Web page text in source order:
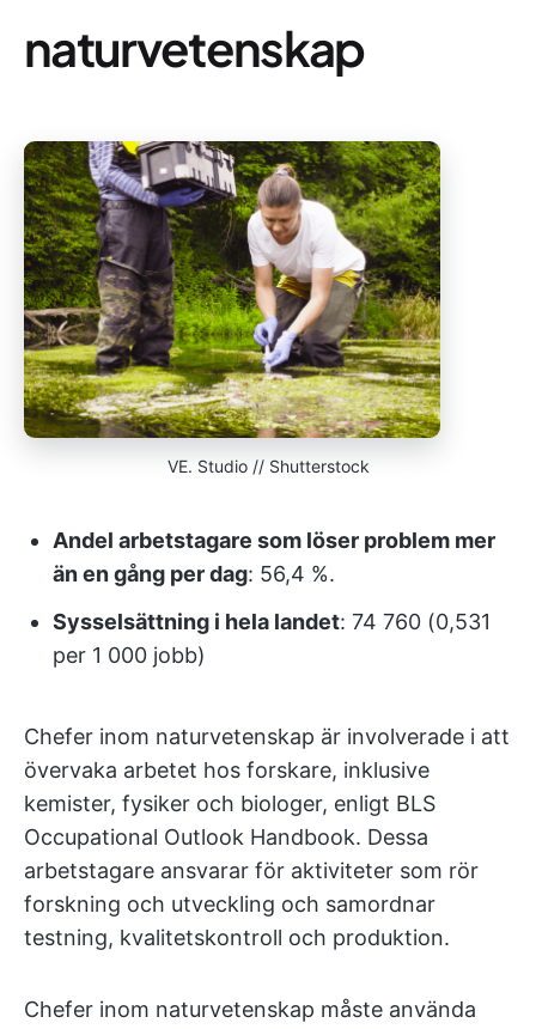
naturvetenskap
VE. Studio // Shutterstock
Andel arbetstagare som löser problem mer
än en gång per dag: 56,4 %.
Sysselsättning i hela landet: 74 760 (0,531
per 1 000 jobb)
Chefer inom naturvetenskap är involverade i att
övervaka arbetet hos forskare, inklusive
kemister, fysiker och biologer, enligt BLS
Occupational Outlook Handbook. Dessa
arbetstagare ansvarar för aktiviteter som rör
forskning och utveckling och samordnar
testning, kvalitetskontroll och produktion.
Chefer inom naturvetenskap måste använda